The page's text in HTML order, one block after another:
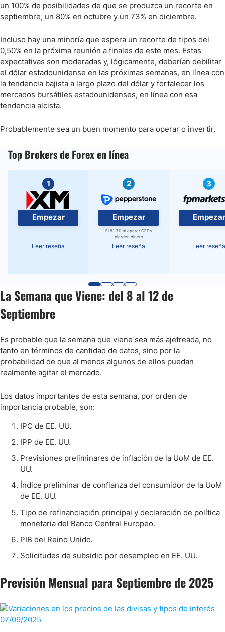
un 100% de posibilidades de que se produzca un recorte en
septiembre, un 80% en octubre y un 73% en diciembre.
Incluso hay una minoría que espera un recorte de tipos del
0,50% en la próxima reunión a finales de este mes. Estas
expectativas son moderadas y, lógicamente, deberían debilitar
el dólar estadounidense en las próximas semanas, en línea con
la tendencia bajista a largo plazo del dólar y fortalecer los
mercados bursátiles estadounidenses, en línea con esa
tendencia alcista.
Probablemente sea un buen momento para operar o invertir.
Top Brokers de Forex en línea
1
Empezar
Leer reseña
2
Empezar
El 81.3% al operar CFDs
pierden dinero
Leer reseña
3
Empezar
Leer reseña
La Semana que Viene: del 8 al 12 de
Septiembre
Es probable que la semana que viene sea más ajetreada, no
tanto en términos de cantidad de datos, sino por la
probabilidad de que al menos algunos de ellos puedan
realmente agitar el mercado.
Los datos importantes de esta semana, por orden de
importancia probable, son:
IPC de EE. UU.
IPP de EE. UU.
Previsiones preliminares de inflación de la UoM de EE.
UU.
Índice preliminar de confianza del consumidor de la UoM
de EE. UU.
Tipo de refinanciación principal y declaración de política
monetaria del Banco Central Europeo.
PIB del Reino Unido.
Solicitudes de subsidio por desempleo en EE. UU.
Previsión Mensual para Septiembre de 2025